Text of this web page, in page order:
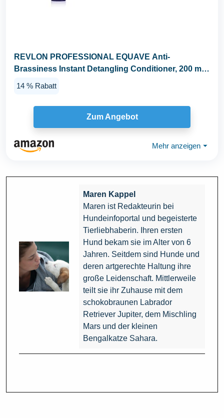
REVLON PROFESSIONAL EQUAVE Anti-
Brassiness Instant Detangling Conditioner, 200 ml,
14 % Rabatt
Zum Angebot
Mehr anzeigen ⏷
Maren Kappel
Maren ist Redakteurin bei
Hundeinfoportal und begeisterte
Tierliebhaberin. Ihren ersten
Hund bekam sie im Alter von 6
Jahren. Seitdem sind Hunde und
deren artgerechte Haltung ihre
große Leidenschaft. Mittlerweile
teilt sie ihr Zuhause mit dem
schokobraunen Labrador
Retriever Jupiter, dem Mischling
Mars und der kleinen
Bengalkatze Sahara.